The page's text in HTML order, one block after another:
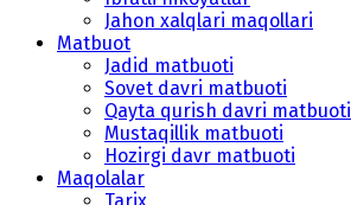
Jahon xalqlari maqollari
Matbuot
Jadid matbuoti
Sovet davri matbuoti
Qayta qurish davri matbuoti
Mustaqillik matbuoti
Hozirgi davr matbuoti
Maqolalar